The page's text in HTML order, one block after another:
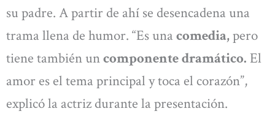
su padre. A partir de ahí se desencadena una
trama llena de humor. “Es una comedia,pero
tiene también uncomponente dramático. El
amor es el tema principal y toca el corazón”,
explicó la actriz durante la presentación.